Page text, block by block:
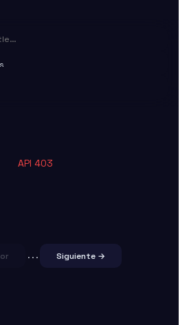
API 403
... Siguiente →